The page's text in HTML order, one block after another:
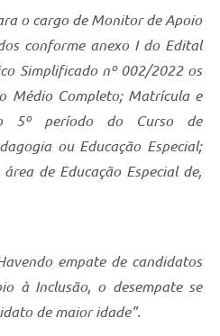
o cargo de Monitor de Apoio
conforme anexo I do Edital
Simplificado nº 002/2022 os
Médio Completo; Matrícula e
5º período do Curso de
ou Educação Especial;
de Educação Especial de,
empate de candidatos
à Inclusão, o desempate se
de maior idade”.